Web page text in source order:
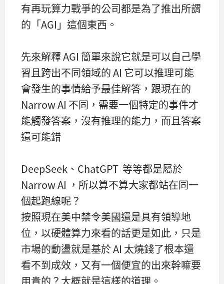
有再玩算力戰爭的公司都是為了推出所謂
的「AGI」這個東西。
先來解釋 AGI 簡單來說它就是可以自己學
習且跨出不同領域的 AI 它可以推理可能
會發生的事情給予最佳解答，跟現在的
Narrow AI 不同，需要一個特定的事件才
能觸發答案，沒有推理的能力，而且答案
還可能錯
DeepSeek、ChatGPT 等等都是屬於
Narrow AI ，所以算不算大家都站在同一
個起跑線呢？
按照現在美中禁令美國還是具有領導地
位，以硬體算力來看的話更是如此，只是
市場的動盪就是基於 AI 太燒錢了根本還
看不到成效，又有一個便宜的出來幹嘛要
用貴的？大概就是這樣的道理。